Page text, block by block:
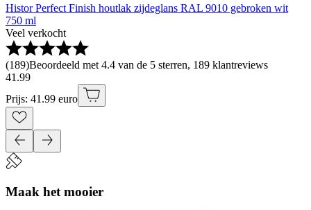
Histor Perfect Finish houtlak zijdeglans RAL 9010 gebroken wit
750 ml
Veel verkocht
(189)Beoordeeld met 4.4 van de 5 sterren, 189 klantreviews
41 .99
Prijs: 41.99 euro
Maak het mooier